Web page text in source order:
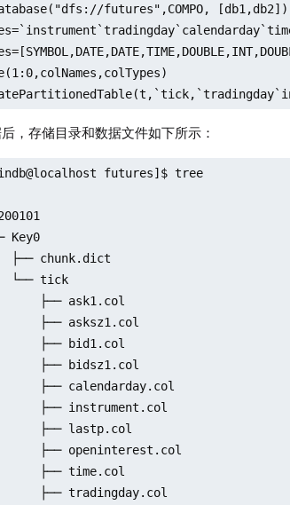
futures",COMPO, [db1,db2])
，存储目录和数据文件如下所示：
futures]$ tree
Key0
├── chunk.dict
└── tick
├── ask1.col
├── asksz1.col
├── bid1.col
├── bidsz1.col
├── calendarday.col
├── instrument.col
├── lastp.col
├── openinterest.col
├── time.col
├── tradingday.col